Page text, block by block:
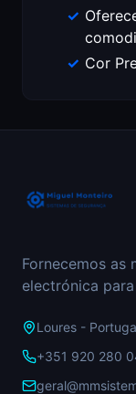
Cor
Fornecemos as
electrónica
Loures -
+351 920 280